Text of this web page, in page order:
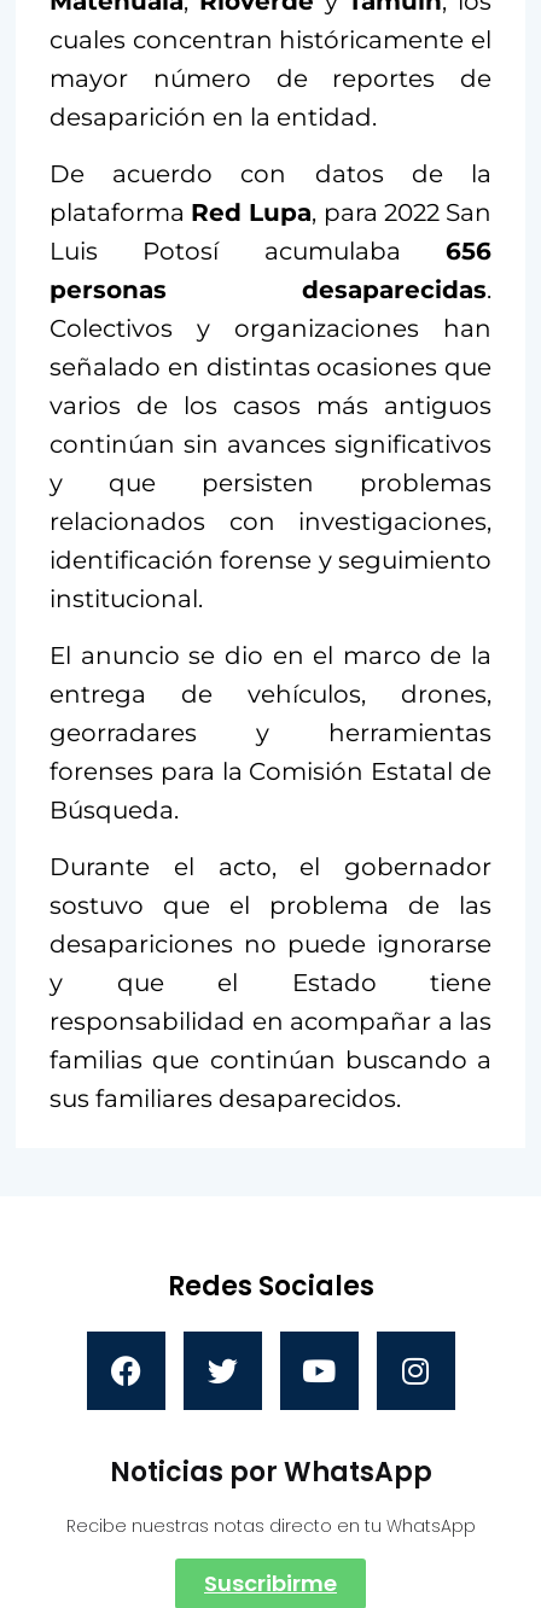
cuales concentran históricamente el
mayor número de reportes de
desaparición en la entidad.
De acuerdo con datos de la
plataforma Red Lupa, para 2022 San
Luis Potosí acumulaba 656
personas desaparecidas.
Colectivos y organizaciones han
señalado en distintas ocasiones que
varios de los casos más antiguos
continúan sin avances significativos
y que persisten problemas
relacionados con investigaciones,
identificación forense y seguimiento
institucional.
El anuncio se dio en el marco de la
entrega de vehículos, drones,
georradares y herramientas
forenses para la Comisión Estatal de
Búsqueda.
Durante el acto, el gobernador
sostuvo que el problema de las
desapariciones no puede ignorarse
y que el Estado tiene
responsabilidad en acompañar a las
familias que continúan buscando a
sus familiares desaparecidos.
Redes Sociales
Noticias por WhatsApp
Recibe nuestras notas directo en tu WhatsApp
Suscribirme